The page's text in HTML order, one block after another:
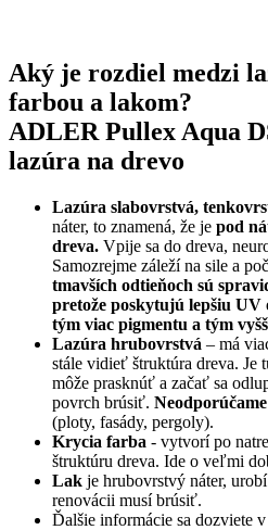
Aký je rozdiel medzi
farbou a lakom?
ADLER Pullex Aqua
lazúra na drevo
Lazúra slabovrstvá,
náter, to znamená, že je pod
dreva. Vpije sa do dreva,
Samozrejme záleží na sile a
tmavších odtieňoch sú
pretože poskytujú lepšiu
tým viac pigmentu a tým
Lazúra hrubovrstvá – má
stále vidieť štruktúra dreva. Je
môže prasknúť a začať sa
povrch brúsiť. Neodporúčame
(ploty, fasády, pergoly).
Krycia farba - vytvorí po
štruktúru dreva. Ide o veľmi
Lak je hrubovrstvý náter,
renovácii musí brúsiť.
Ďalšie informácie sa dozviete v